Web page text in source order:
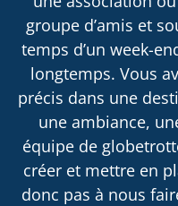
groupe d’amis et
temps d’un week-
longtemps. Vous
précis dans une
une ambiance,
équipe de
créer et mettre en
donc pas à nous